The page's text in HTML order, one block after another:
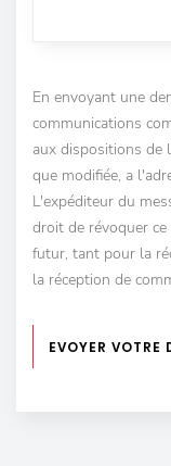
En envoyant une
communications
aux dispositions de
que modifiée, a
L'expéditeur du
droit de révoquer
futur, tant pour la
la réception de
EVOYER VOTRE